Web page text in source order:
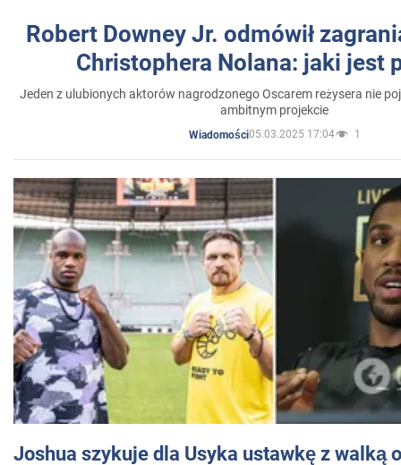
Robert Downey Jr. odmówił
Christophera Nolana: jaki jest
Jeden z ulubionych aktorów nagrodzonego Oscarem reżysera nie
ambitnym projekcie
Wiadomości05.03.2025 17:04 1
Joshua szykuje dla Usyka ustawkę z walką